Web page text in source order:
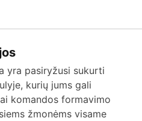
yra pasiryžusi sukurti
kurių jums gali
komandos formavimo
žmonėms visame